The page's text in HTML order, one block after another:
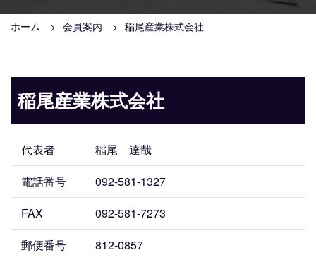
ホーム 会員案内 稲尾産業株式会社
稲尾産業株式会社
代表者
稲尾 達哉
電話番号
092-581-1327
FAX
092-581-7273
郵便番号
812-0857